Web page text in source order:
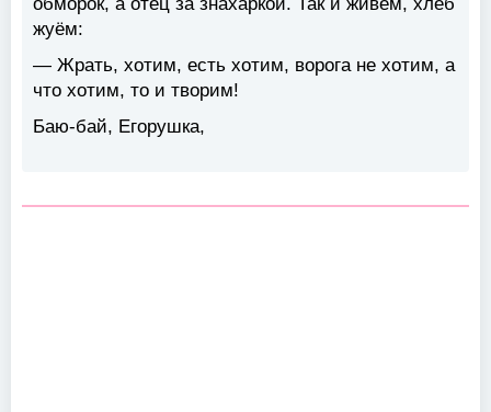
жуём:
— Жрать, хотим, есть хотим, ворога не хотим, а
что хотим, то и творим!
Баю-бай, Егорушка,